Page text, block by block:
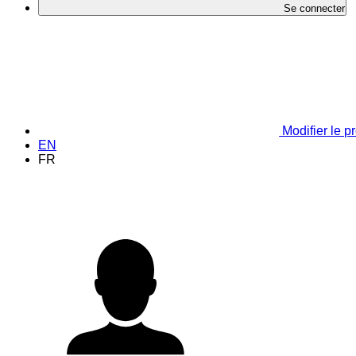
Se connecter
Modifier le
EN
FR